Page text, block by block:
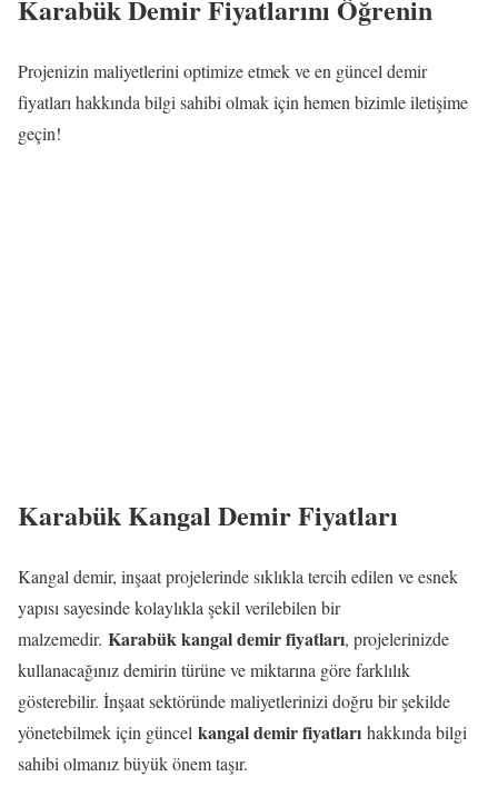
Karabük Demir Fiyatlarını Öğrenin
Projenizin maliyetlerini optimize etmek ve en güncel demir
fiyatları hakkında bilgi sahibi olmak için hemen bizimle iletişime
geçin!
Karabük Kangal Demir Fiyatları
Kangal demir, inşaat projelerinde sıklıkla tercih edilen ve esnek
yapısı sayesinde kolaylıkla şekil verilebilen bir
malzemedir. Karabük kangal demir fiyatları, projelerinizde
kullanacağınız demirin türüne ve miktarına göre farklılık
gösterebilir. İnşaat sektöründe maliyetlerinizi doğru bir şekilde
yönetebilmek için güncel kangal demir fiyatları hakkında bilgi
sahibi olmanız büyük önem taşır.